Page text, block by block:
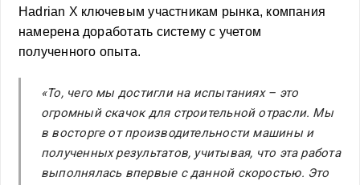
Hadrian X ключевым участникам рынка, компания
намерена доработать систему с учетом
полученного опыта.
«То, чего мы достигли на испытаниях – это
огромный скачок для строительной отрасли. Мы
в восторге от производительности машины и
полученных результатов, учитывая, что эта работа
выполнялась впервые с данной скоростью. Это